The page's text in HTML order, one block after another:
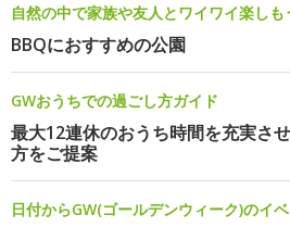
自然の中で家族や友人とワイワイ楽しも
BBQにおすすめの公園
GWおうちでの過ごし方ガイド
最大12連休のおうち時間を充実さ
方をご提案
日付からGW(ゴールデンウィーク)のイ